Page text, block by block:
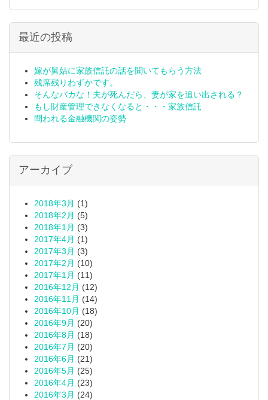
最近の投稿
嫁が舅姑に家族信託の話を聞いてもらう方法
残席残りわずかです。
そんなバカな！夫が死んだら、妻が家を追い出される？
もし財産管理できなくなると・・・家族信託
問われる金融機関の姿勢
アーカイブ
2018年3月 (1)
2018年2月 (5)
2018年1月 (3)
2017年4月 (1)
2017年3月 (3)
2017年2月 (10)
2017年1月 (11)
2016年12月 (12)
2016年11月 (14)
2016年10月 (18)
2016年9月 (20)
2016年8月 (18)
2016年7月 (20)
2016年6月 (21)
2016年5月 (25)
2016年4月 (23)
2016年3月 (24)